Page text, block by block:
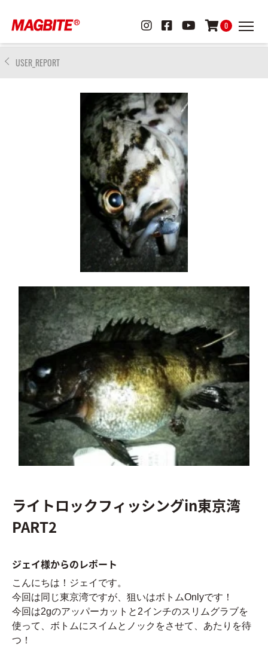
0
USER_REPORT
ライトロックフィッシングin東京湾
PART2
ジェイ様からのレポート
こんにちは！ジェイです。
今回は同じ東京湾ですが、狙いはボトムOnlyです！
今回は2gのアッパーカットと2インチのスリムグラブを
使って、ボトムにスイムとノックをさせて、あたりを待
つ！